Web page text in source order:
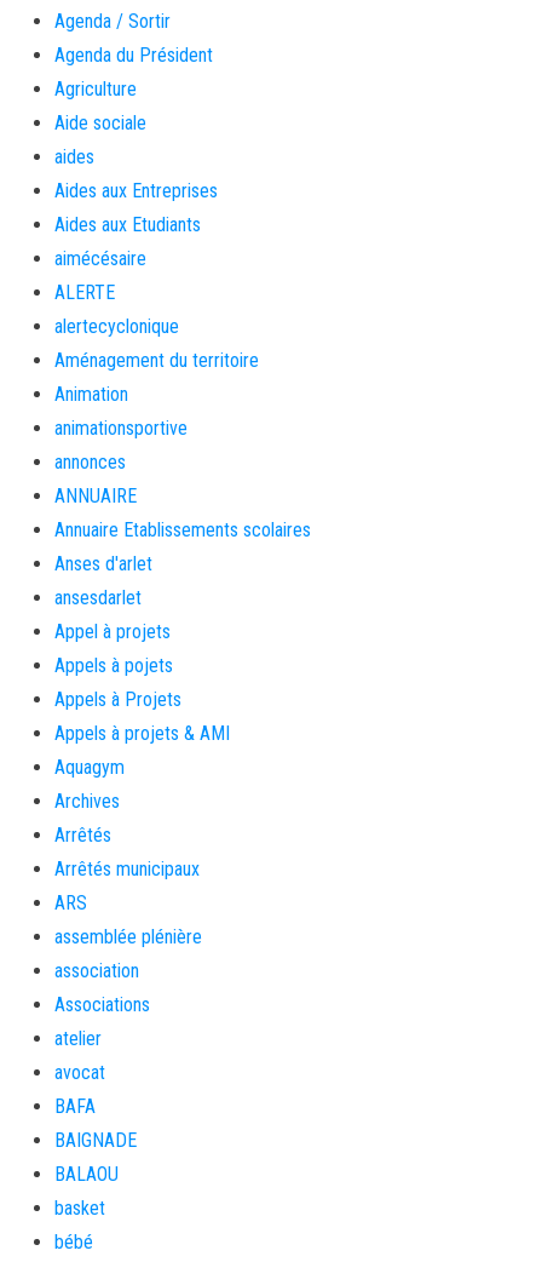
Agenda / Sortir
Agenda du Président
Agriculture
Aide sociale
aides
Aides aux Entreprises
Aides aux Etudiants
aimécésaire
ALERTE
alertecyclonique
Aménagement du territoire
Animation
animationsportive
annonces
ANNUAIRE
Annuaire Etablissements scolaires
Anses d'arlet
ansesdarlet
Appel à projets
Appels à pojets
Appels à Projets
Appels à projets & AMI
Aquagym
Archives
Arrêtés
Arrêtés municipaux
ARS
assemblée plénière
association
Associations
atelier
avocat
BAFA
BAIGNADE
BALAOU
basket
bébé